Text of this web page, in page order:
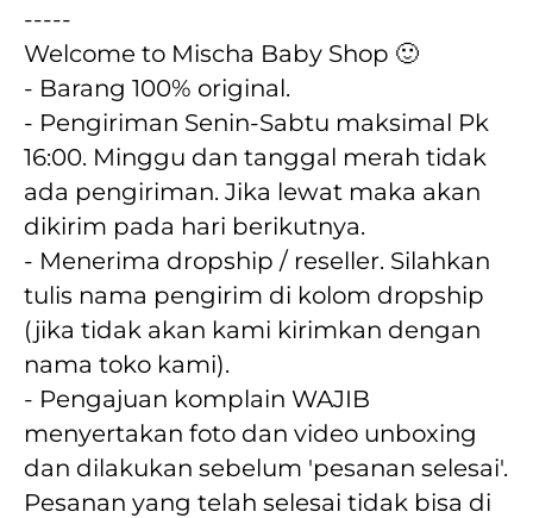
-----
Welcome to Mischa Baby Shop 🙂
- Barang 100% original.
- Pengiriman Senin-Sabtu maksimal Pk
16:00. Minggu dan tanggal merah tidak
ada pengiriman. Jika lewat maka akan
dikirim pada hari berikutnya.
- Menerima dropship / reseller. Silahkan
tulis nama pengirim di kolom dropship
(jika tidak akan kami kirimkan dengan
nama toko kami).
- Pengajuan komplain WAJIB
menyertakan foto dan video unboxing
dan dilakukan sebelum 'pesanan selesai'.
Pesanan yang telah selesai tidak bisa di